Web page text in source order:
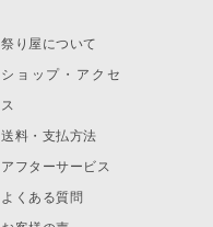
祭り屋について
ショップ・アクセ
ス
送料・支払方法
アフターサービス
よくある質問